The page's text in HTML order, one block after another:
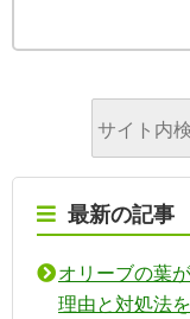
最新の記事
オリーブの葉
理由と対処法